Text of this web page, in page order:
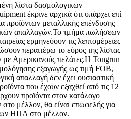
λίστα δασμολογικών
έκρινε αρχικά ότι υπάρχει επί
προϊόντων μεταλλικής επένδυσης
απαλλαγών.Το τμήμα πωλήσεων
ερμηνεύουν τις λεπτομέρειες
περαιτέρω το εύρος της λίστας
Αμερικανούς πελάτες.Η Tongrun
εξαγωγής ως τιμή FOB,
απαλλαγή δεν έχει ουσιαστική
που έχουν εξαχθεί από τις 12
προϊόντα στον κατάλογο
μέλλον, θα είναι επωφελής για
ΗΠΑ στο μέλλον.